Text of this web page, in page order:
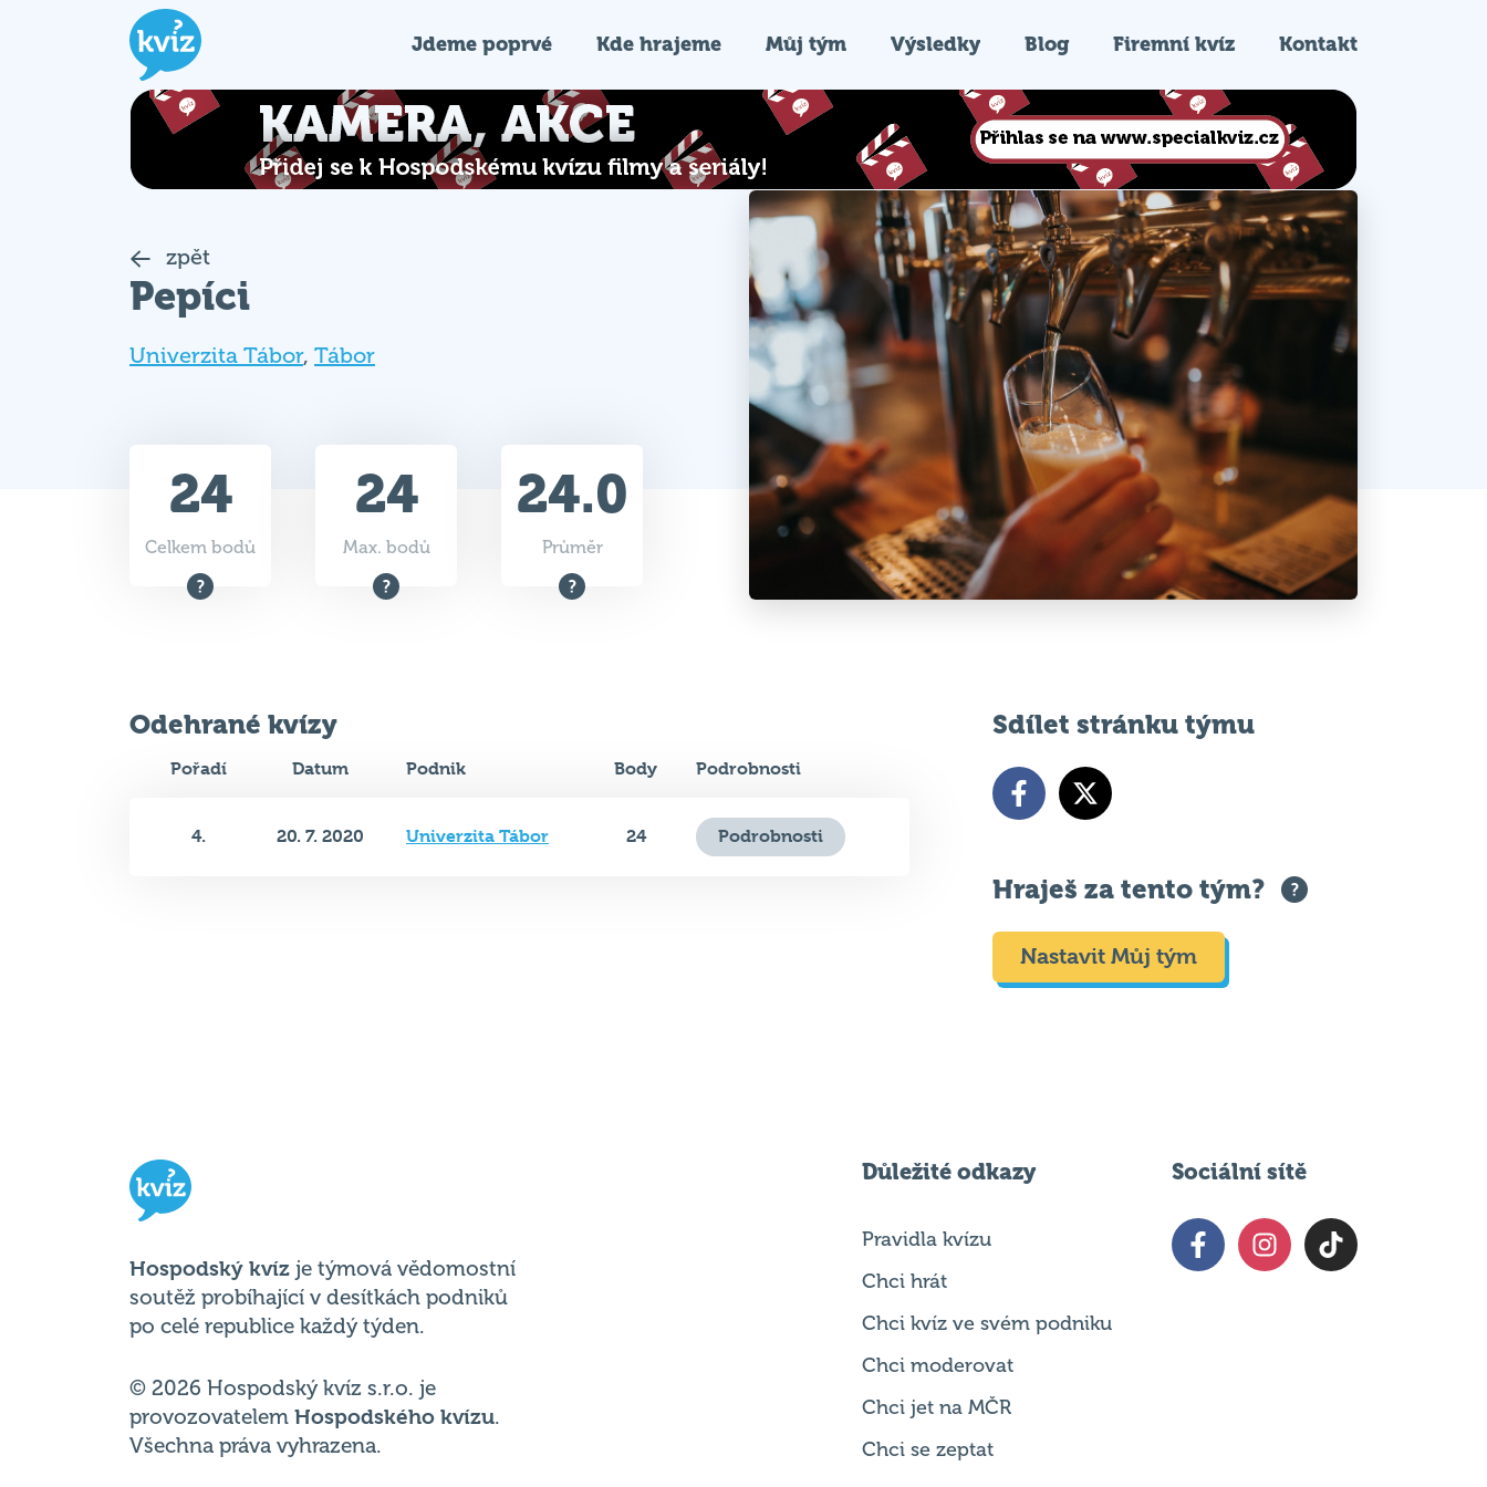
Jdeme poprvé Kde hrajeme Můj tým Výsledky Blog Firemní kvíz Kontakt
zpět
Pepíci
Univerzita Tábor, Tábor
24
Celkem bodů
24
Max. bodů
24.0
Průměr
Odehrané kvízy
Pořadí Datum Podnik Body Podrobnosti
4. 20. 7. 2020 Univerzita Tábor 24 Podrobnosti
Sdílet stránku týmu
Hraješ za tento tým?
Nastavit Můj tým
Hospodský kvíz je týmová vědomostní
soutěž probíhající v desítkách podniků
po celé republice každý týden.
© 2026 Hospodský kvíz s.r.o. je
provozovatelem Hospodského kvízu.
Všechna práva vyhrazena.
Důležité odkazy
Pravidla kvízu
Chci hrát
Chci kvíz ve svém podniku
Chci moderovat
Chci jet na MČR
Chci se zeptat
Sociální sítě